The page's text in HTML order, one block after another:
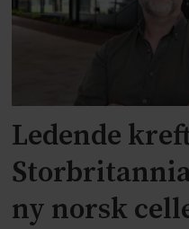
Ledende
ny norsk